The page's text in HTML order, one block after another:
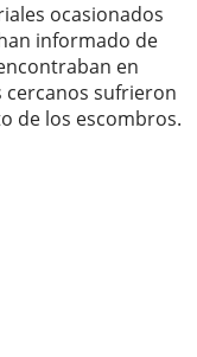
ocasionados
informado de
en
cercanos sufrieron
de los escombros.